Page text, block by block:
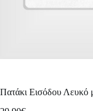
Πατάκι Εισόδου Λευκό